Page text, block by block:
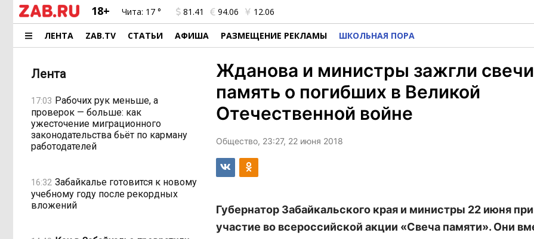
18+ Чита: 17 ° 81.41 94.06 12.06
ЛЕНТА ZAB.TV СТАТЬИ АФИША РАЗМЕЩЕНИЕ РЕКЛАМЫ ШКОЛЬНАЯ ПОРА
Лента
17:03 Рабочих рук меньше, а
проверок — больше: как
ужесточение миграционного
законодательства бьёт по карману
работодателей
16:32 Забайкалье готовится к новому
учебному году после рекордных
вложений
Жданова и министры зажгли
память о погибших в Великой
Отечественной войне
Общество, 23:27, 22 июня 2018
Губернатор Забайкальского края и министры 22 июня
участие во всероссийской акции «Свеча памяти». Они